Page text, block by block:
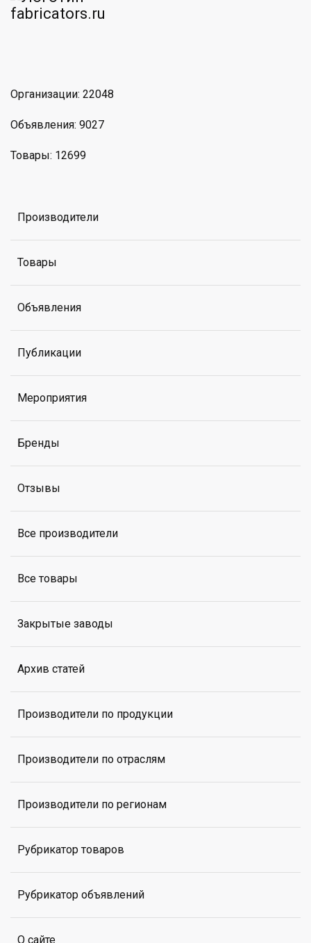
Организации: 22048
Объявления: 9027
Товары: 12699
Производители
Товары
Объявления
Публикации
Мероприятия
Бренды
Отзывы
Все производители
Все товары
Закрытые заводы
Архив статей
Производители по продукции
Производители по отраслям
Производители по регионам
Рубрикатор товаров
Рубрикатор объявлений
О сайте